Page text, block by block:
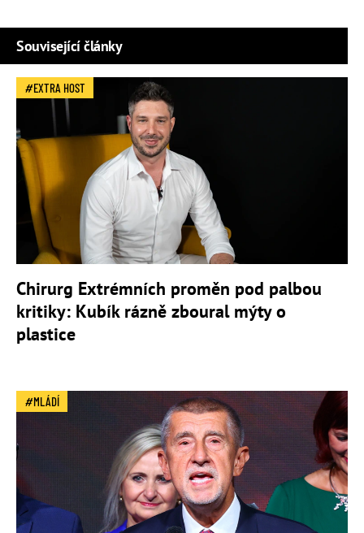
Související články
EXTRA HOST
Chirurg Extrémních proměn pod palbou
kritiky: Kubík rázně zboural mýty o
plastice
MLÁDÍ